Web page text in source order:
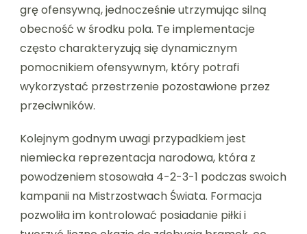
grę ofensywną, jednocześnie utrzymując silną
obecność w środku pola. Te implementacje
często charakteryzują się dynamicznym
pomocnikiem ofensywnym, który potrafi
wykorzystać przestrzenie pozostawione przez
przeciwników.
Kolejnym godnym uwagi przypadkiem jest
niemiecka reprezentacja narodowa, która z
powodzeniem stosowała 4-2-3-1 podczas swoich
kampanii na Mistrzostwach Świata. Formacja
pozwoliła im kontrolować posiadanie piłki i